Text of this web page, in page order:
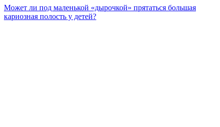
Может ли под маленькой «дырочкой» прятаться большая
кариозная полость у детей?